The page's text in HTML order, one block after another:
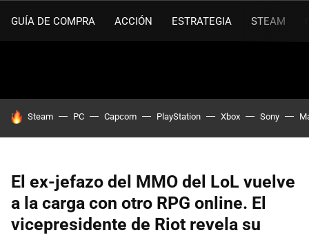
GUÍA DE COMPRA ACCIÓN ESTRATEGIA STEAM
HOY SE HABLA DE
Steam PC Capcom PlayStation Xbox Sony
El ex-jefazo del MMO del LoL vuelve
a la carga con otro RPG online. El
vicepresidente de Riot revela su